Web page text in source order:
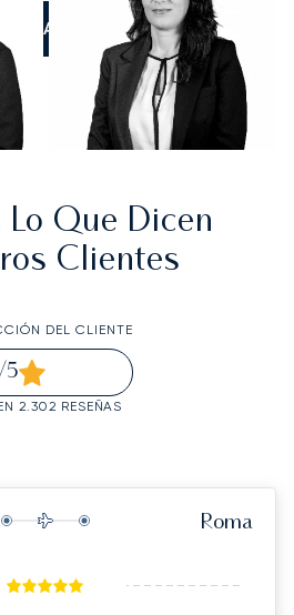
Lo Que Dicen
Clientes
DEL CLIENTE
5
2.302 RESEÑAS
Roma